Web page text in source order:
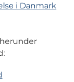
i Danmark